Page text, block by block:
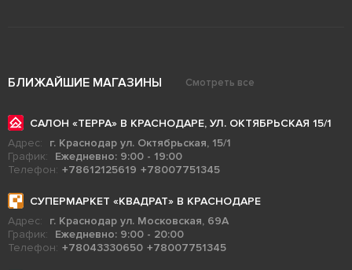
БЛИЖАЙШИЕ МАГАЗИНЫ Смотреть все
САЛОН «ТЕРРА» В КРАСНОДАРЕ, УЛ. ОКТЯБРЬСКАЯ 15/1
Адрес:
г. Краснодар ул. Октябрьская, 15/1
График:
Ежедневно: 9:00 - 19:00
Телефон: +78612125619 +78007751345
СУПЕРМАРКЕТ «КВАДРАТ» В КРАСНОДАРЕ
Адрес:
г. Краснодар ул. Московская, 69А
График:
Ежедневно: 9:00 - 20:00
Телефон: +78043330650 +78007751345